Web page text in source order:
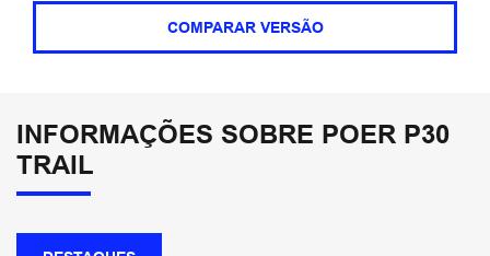
COMPARAR VERSÃO
INFORMAÇÕES SOBRE POER P30
TRAIL